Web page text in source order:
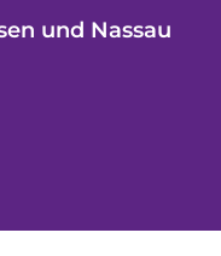
und Nassau